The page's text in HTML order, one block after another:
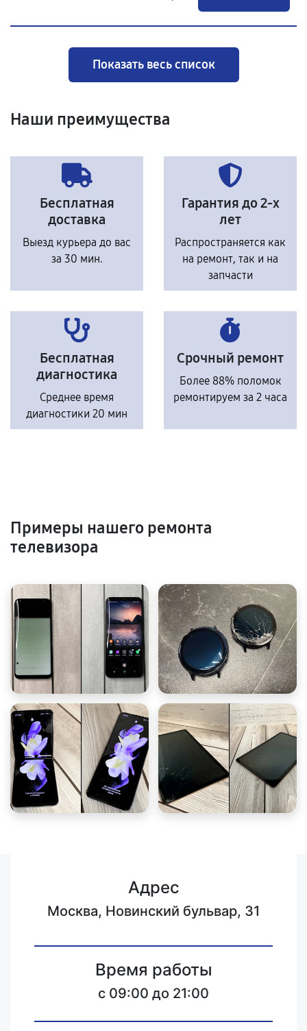
Показать весь список
Наши преимущества
Бесплатная
доставка
Выезд курьера до вас
за 30 мин.
Гарантия до 2-х
лет
Распространяется как
на ремонт, так и на
запчасти
Бесплатная
диагностика
Среднее время
диагностики 20 мин
Срочный ремонт
Более 88% поломок
ремонтируем за 2 часа
Примеры нашего ремонта
телевизора
Адрес
Москва, Новинский бульвар, 31
Время работы
c 09:00 до 21:00